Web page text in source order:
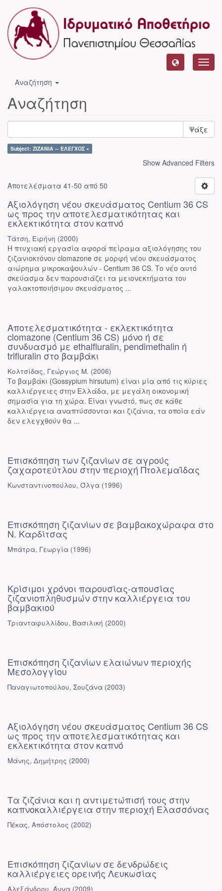
Αναζήτηση
Αναζήτηση
Ψάξε
Subject: ΖΙΖΑΝΙΑ -- ΕΛΕΓΧΟΣ ×
Show Advanced Filters
Αποτελέσματα 41-50 από 50
Αξιολόγηση νέου σκευάσματος Centium 36 CS
ως προς την αποτελεσματικότητας και
εκλεκτικότητα στον καπνό
Τάτση, Ειρήνη (2000)
Η πτυχιακή εργασία αφορά πείραμα αξιολόγησης του
ζιζανιοκτόνου clomazone σε μορφή νέου σκευάσματος
αιώρημα μικροκαψουλών - Centium 36 CS. Το νέο αυτό
σκεύασμα δεν παρουσιάζει τα μειονεκτήματα του
γαλακτοποιήσιμου σκευάσματος ...
Αποτελεσματικότητα - εκλεκτικότητα
clomazone (Centium 36 CS) μόνο ή σε
συνδυασμό με ethalfluralin, pendimethalin ή
trifluralin στο βαμβάκι
Κολτσίδας, Γεώργιος Μ. (2006)
Το βαμβάκι (Gossypium hirsutum) είναι μία από τις κύριες
καλλιέργειες στην Ελλάδα, με μεγάλη οικονομική
σημασία για τη χώρα. Είναι γνωστό, πως σε κάθε
καλλιέργεια αναπτύσσονται και ζιζάνια, τα οποία εάν
δεν ελεγχθούν θα ...
Επισκόπηση των ζιζανίων σε αγρούς
ζαχαροτεύτλου στην περιοχή Πτολεμαΐδας
Κωνσταντινοπούλου, Όλγα (1996)
Επισκόπηση ζιζανίων σε βαμβακοχώραφα στο
Ν. Καρδίτσας
Μπάτρα, Γεωργία (1996)
Κρίσιμοι χρόνοι παρουσίας-απουσίας
ζιζανιοπληθυσμών στην καλλιέργεια του
βαμβακιού
Τριανταφυλλίδου, Βασιλική (2000)
Επισκόπηση ζιζανίων ελαιώνων περιοχής
Μεσολογγίου
Παναγιωτοπούλου, Σουζάνα (2003)
Αξιολόγηση νέου σκευάσματος Centium 36 CS
ως προς την αποτελεσματικότητας και
εκλεκτικότητα στον καπνό
Μάνης, Δημήτρης (2000)
Τα ζιζάνια και η αντιμετώπισή τους στην
καπνοκαλλιέργεια στην περιοχή Ελασσόνας
Πέκας, Απόστολος (2002)
Επισκόπηση ζιζανίων σε δενδρώδεις
καλλιέργειες ορεινής Λευκωσίας
Αλεξάνδρου, Άννα (2009)